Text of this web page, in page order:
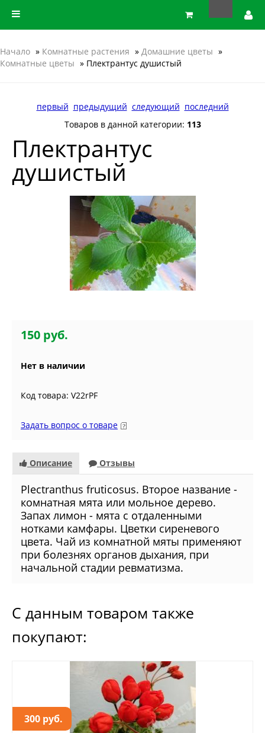
Начало » Комнатные растения » Домашние цветы »
Комнатные цветы » Плектрантус душистый
первый предыдущий следующий последний
Товаров в данной категории: 113
Плектрантус
душистый
150 руб.
Нет в наличии
Код товара: V22rPF
Задать вопрос о товаре
Описание Отзывы
Plectranthus fruticosus. Второе название -
комнатная мята или мольное дерево.
Запах лимон - мята с отдаленными
нотками камфары. Цветки сиреневого
цвета. Чай из комнатной мяты применяют
при болезнях органов дыхания, при
начальной стадии ревматизма.
С данным товаром также
покупают:
300 руб.